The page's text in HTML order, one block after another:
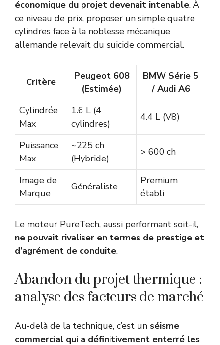
économique du projet devenait intenable. À
ce niveau de prix, proposer un simple quatre
cylindres face à la noblesse mécanique
allemande relevait du suicide commercial.
Critère
Peugeot 608
(Estimée)
BMW Série 5
/ Audi A6
Cylindrée
Max
1.6 L (4
cylindres)
4.4 L (V8)
Puissance
Max
~225 ch
(Hybride)
> 600 ch
Image de
Marque
Généraliste
Premium
établi
Le moteur PureTech, aussi performant soit-il,
ne pouvait rivaliser en termes de prestige et
d’agrément de conduite.
Abandon du projet thermique :
analyse des facteurs de marché
Au-delà de la technique, c’est un séisme
commercial qui a définitivement enterré les